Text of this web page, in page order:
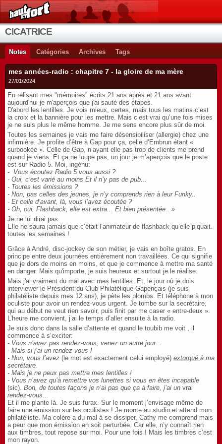
CICATRICE
Notes Catégories Archives Tags
mes années-radio : chapitre 7 - la gloire de ma mère
27/01/2024
En relisant mes "mémoires" écrits 21 ans après et 21 ans avant
aujourd'hui je m'aperçois que j'ai sauté des étapes.
D'abord les lentilles. Je vois mieux, certes, mais tous les matins c’est
la croix et la bannière pour les mettre. Mais c’est vrai qu’une fois mises
je ne suis plus le même homme. Je me sens encore plus sûr de moi.
Toutes les semaines je vais me faire désensibiliser (allergie) chez une
infirmière. Je profite d’être à Gap pour ça, celle d’Embrun étant «
surbookée ». Celle de Gap, n’ayant elle pas trop de clients me prend
quand je viens. Et ça ne loupe pas, un jour je m’aperçois que le poste
est sur Radio 5. Moi, ingénu:
- Vous écoutez Radio 5 vous aussi ?
- Oui, c’est varié au moins Et il n’y pas de pub...
- Toutes les émissions ?
- Non, pas celles des jeunes, je n’y comprends rien à leur Funky..
- Et celle d’avant, là, vous l’avez écoutée ?
- Oh, oui, Flashback, elle est extra... Et bien présentée.. »
Je ne lui dirai pas.
Elle ne saura jamais que c’était l’animateur de flashback qu’elle piquait.
toutes les semaines !
Grâce à André, disc-jockey de son métier, je vais en boîte gratos. En
principe entre deux journées entièrement non travaillées. Ce qui signifie
que je dors de moins en moins, et que je commence à mettre ma santé
en danger. Mais qu'importe, je suis heureux et surtout je le réalise.
Mais j'ai vraiment du mal avec mes lentilles. Et, le jour où je dois
interviewer le Président du Club Philatélique Gapençais (je suis
philatéliste depuis mes 12 ans), je pète les plombs. Et téléphone à mon
oculiste pour avoir un rendez-vous urgent. Je tombe sur la secrétaire,
qui au début ne veut rien savoir, puis finit par me caser « entre-deux ».
L’heure me convient, j’ai le temps d’aller ensuite à la radio.
Je suis donc dans la salle d’attente et quand le toubib me voit , il
commence à s’exciter:
- Vous n’avez pas rendez-vous, venez un autre jour...
- Mais si j’ai un rendez-vous !
- Non, vous l’avez (le mot est exactement celui employé) extorqué à ma
secrétaire.
- Mais je ne peux pas mettre mes lentilles !
- Vous n’avez qu’à remettre vos lunettes si vous en êtes incapable
(sic). Bon, de toutes façons je n’ai pas que ça à faire, j’ai un vrai
rendez-vous...
Et il me plante là. Je suis furax. Sur le moment j’envisage même de
faire une émission sur les oculistes ! Je monte au studio et attend mon
philatéliste. Ma colère a du mal à se dissiper, Cathy me comprend mais
a peur que mon émission en soit perturbée. Car elle, n’y connaît rien
aux timbres, tout repose sur moi. Pour une fois ! Mais les timbres c’est
mon rayon.